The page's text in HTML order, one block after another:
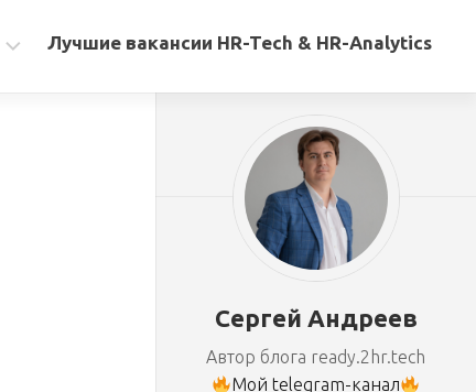
Лучшие вакансии HR-Tech & HR-Analytics
Сергей Андреев
Автор блога ready.2hr.tech
Мой telegram-канал